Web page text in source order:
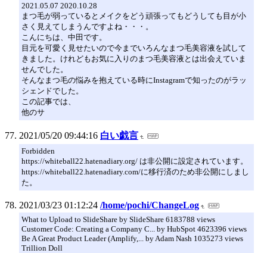
2021.05.07 2020.10.28
まつ毛が弱っているとメイクをどう頑張ってもどうしても目が小
さく見えてしまうんですよね・・・。
こんにちは、中田です。
目元を可愛く見せたいので今までいろんなまつ毛美容液を試して
きました。けれどもお気に入りのまつ毛美容液とは出会えていま
せんでした。
そんなまつ毛の悩みを抱えている時にInstagramで知ったのがラッ
シェンドでした。
この記事では、
他のサ
2021/05/20 09:44:16 白い戯言
Forbidden
https://whiteball22.hatenadiary.org/ は非公開に設定されています。
https://whiteball22.hatenadiary.com/に移行済のため非公開にしまし
た。
2021/03/23 01:12:24 /home/pochi/ChangeLog
What to Upload to SlideShare by SlideShare 6183788 views
Customer Code: Creating a Company C... by HubSpot 4623396 views
Be A Great Product Leader (Amplify,... by Adam Nash 1035273 views
Trillion Doll